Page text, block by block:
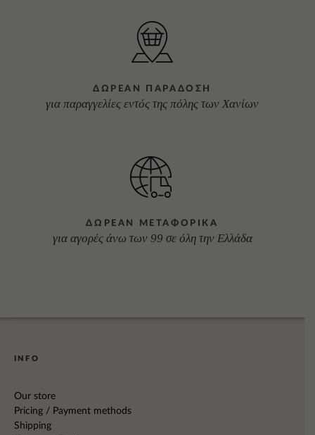
ΔΩΡΕΑΝ ΠΑΡΑΔΟΣΗ
για παραγγελίες εντός της πόλης των Χανίων
ΔΩΡΕΑΝ ΜΕΤΑΦΟΡΙΚΑ
για αγορές άνω των 99 σε όλη την Ελλάδα
INFO
Our store
Pricing / Payment methods
Shipping